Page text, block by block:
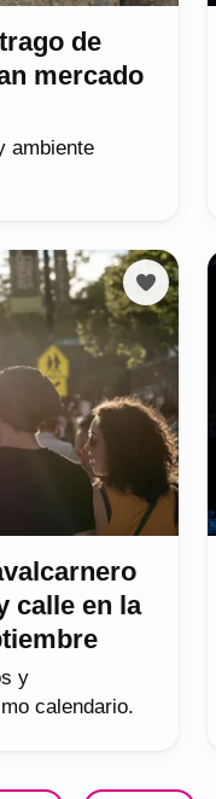
de
mercado
ambiente
calle en la
y
calendario.